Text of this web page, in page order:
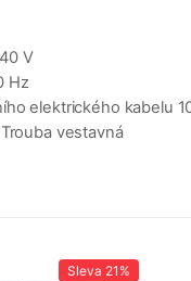
V
Hz
elektrického kabelu
vestavná
Sleva 21%